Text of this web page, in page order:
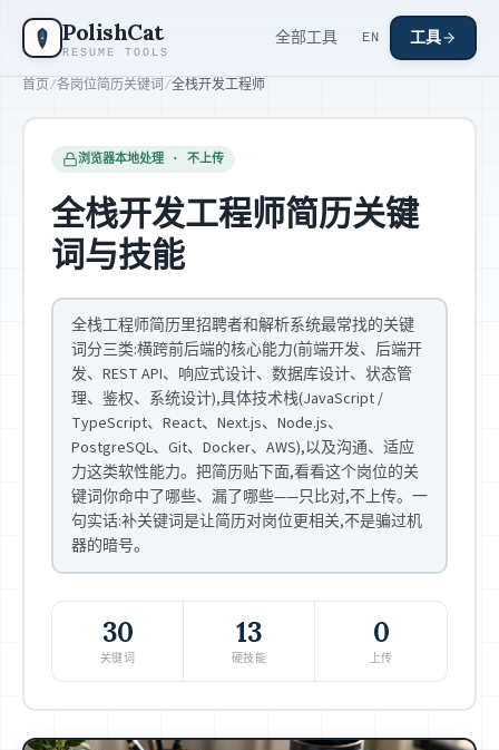
跳到主要内容
PolishCat
RESUME TOOLS
全部工具 EN 工具
首页/各岗位简历关键词 /全栈开发工程师
浏览器本地处理 · 不上传
全栈开发工程师简历关键
词与技能
全栈工程师简历里招聘者和解析系统最常找的关键
词分三类:横跨前后端的核心能力(前端开发、后端开
发、REST API、响应式设计、数据库设计、状态管
理、鉴权、系统设计),具体技术栈(JavaScript /
TypeScript、React、Next.js、Node.js、
PostgreSQL、Git、Docker、AWS),以及沟通、适应
力这类软性能力。把简历贴下面,看看这个岗位的关
键词你命中了哪些、漏了哪些——只比对,不上传。一
句实话:补关键词是让简历对岗位更相关,不是骗过机
器的暗号。
30
关键词
13
硬技能
0
上传